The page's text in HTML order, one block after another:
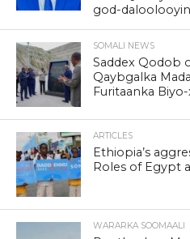
god-
SOMALI NEWS
Saddex Qodob
Qaybgalka
Furitaanka
ARTICLES
Ethiopia’s
Roles of Egypt
WARARKA SOOMAALI